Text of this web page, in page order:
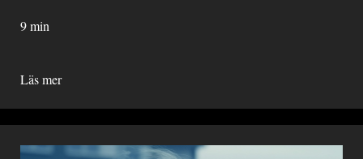
9 min
Läs mer